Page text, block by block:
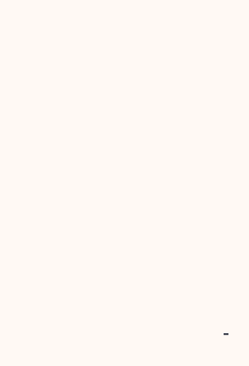
-